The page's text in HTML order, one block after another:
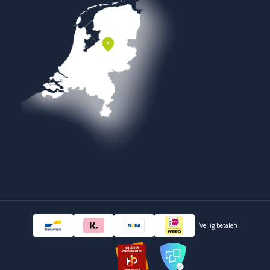
Wil je zien hoe bestrating 25×5 er in het echt uitzien? In
Experience Centre XXL
in Heerde ervaar je dit formaat
stenen in de verschillende kleuren. Je voelt de structuur, ziet
de kleuren in daglicht en krijgt inspiratie voor jouw tuin. Onze
adviseurs staan klaar om mee te denken over indeling,
patronen en combinaties, zodat je altijd de juiste keuze
maakt.
Bestel bestrating & klinkers eenvoudig
oprit. Wij zorgen voor een snelle levering en betrouwbare
service, zodat je snel aan de slag kunt.
Ontdek het complete assortimentbestrating & klinkers
Sierbestratingsmarkt. Laat je inspireren in ons Experience
Centre XXL. Maak van jouw tuin een plek waar kwaliteit, stijl
Veilig betalen